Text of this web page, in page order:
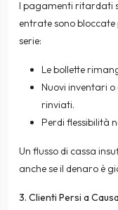
I pagamenti ritardati
entrate sono bloccate
serie:
Le bollette
Nuovi inventari
rinviati.
Perdi flessibilità
Un flusso di cassa
anche se il denaro è
3. Clienti Persi a